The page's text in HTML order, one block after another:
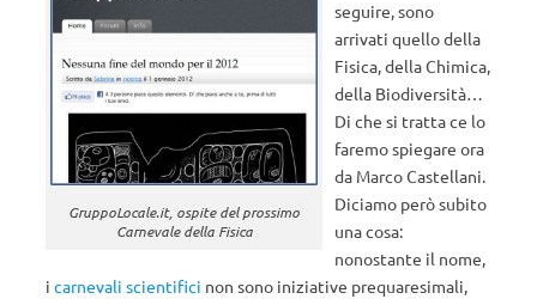
GruppoLocale.it, ospite del prossimo
Carnevale della Fisica
seguire, sono
arrivati quello della
Fisica, della Chimica,
della Biodiversità…
Di che si tratta ce lo
faremo spiegare ora
da Marco Castellani.
Diciamo però subito
una cosa:
nonostante il nome,
i carnevali scientifici non sono iniziative prequaresimali,